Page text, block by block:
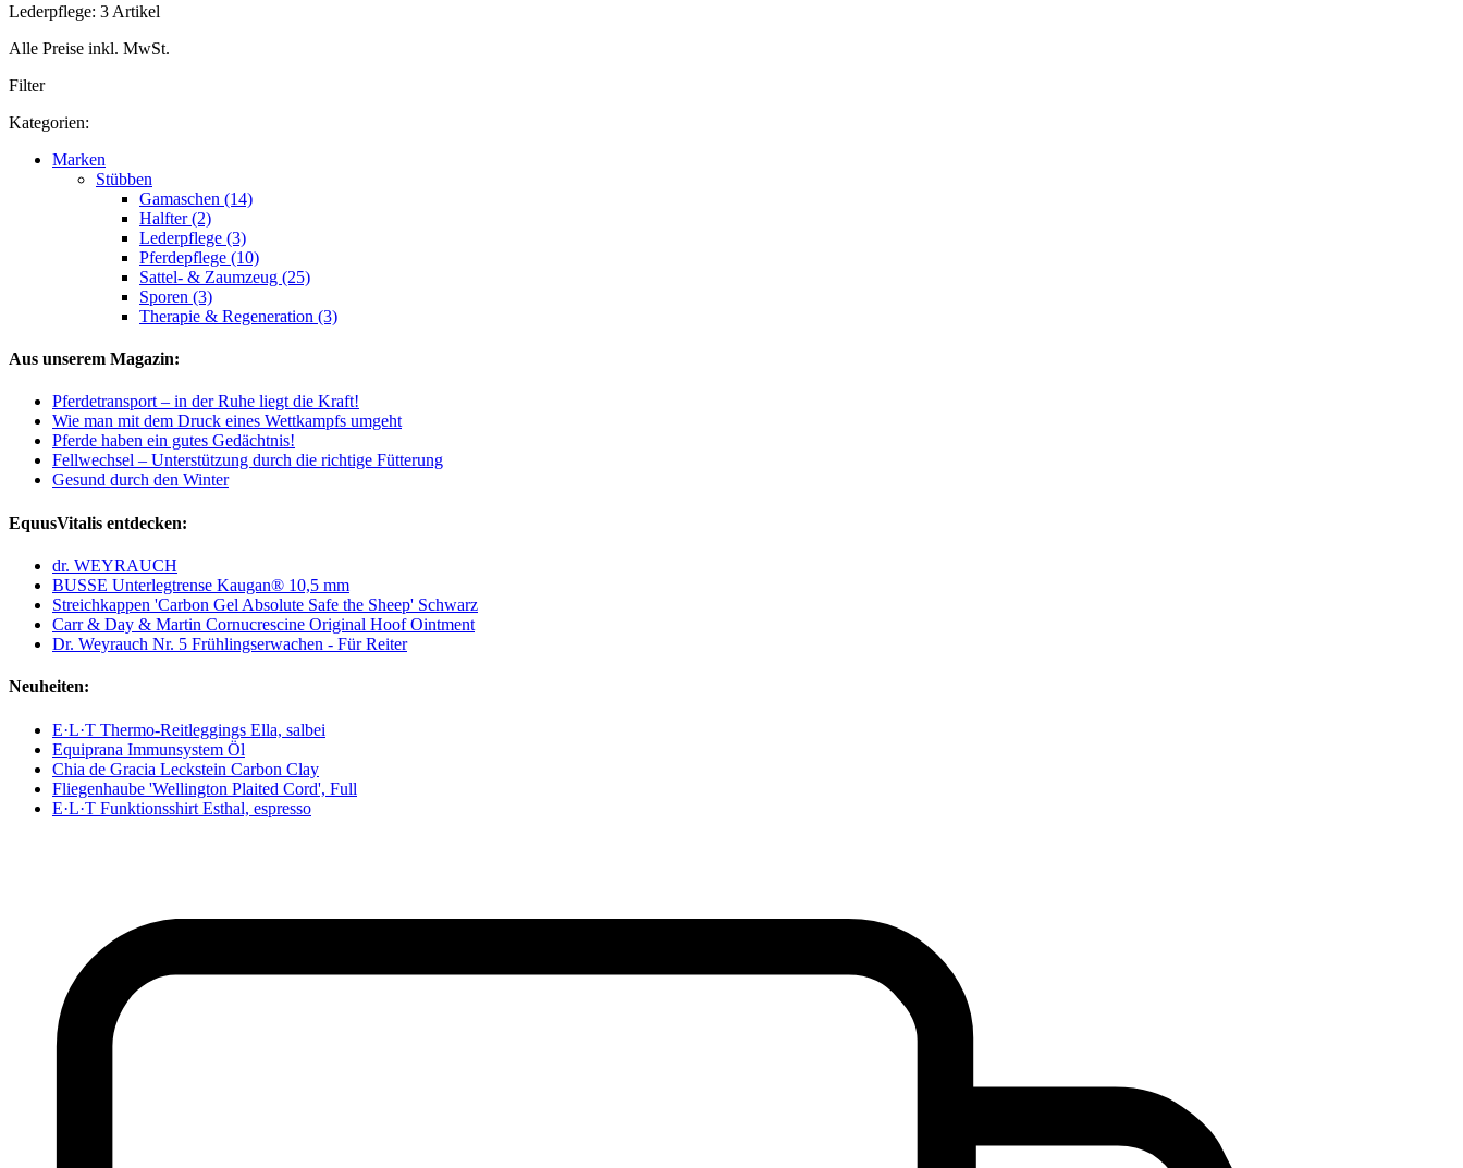
Lederpflege: 3 Artikel
Alle Preise inkl. MwSt.
Filter
Kategorien:
Marken
Stübben
Gamaschen (14)
Halfter (2)
Lederpflege (3)
Pferdepflege (10)
Sattel- & Zaumzeug (25)
Sporen (3)
Therapie & Regeneration (3)
Aus unserem Magazin:
Pferdetransport – in der Ruhe liegt die Kraft!
Wie man mit dem Druck eines Wettkampfs umgeht
Pferde haben ein gutes Gedächtnis!
Fellwechsel – Unterstützung durch die richtige Fütterung
Gesund durch den Winter
EquusVitalis entdecken:
dr. WEYRAUCH
BUSSE Unterlegtrense Kaugan® 10,5 mm
Streichkappen 'Carbon Gel Absolute Safe the Sheep' Schwarz
Carr & Day & Martin Cornucrescine Original Hoof Ointment
Dr. Weyrauch Nr. 5 Frühlingserwachen - Für Reiter
Neuheiten:
E·L·T Thermo-Reitleggings Ella, salbei
Equiprana Immunsystem Öl
Chia de Gracia Leckstein Carbon Clay
Fliegenhaube 'Wellington Plaited Cord', Full
E·L·T Funktionsshirt Esthal, espresso